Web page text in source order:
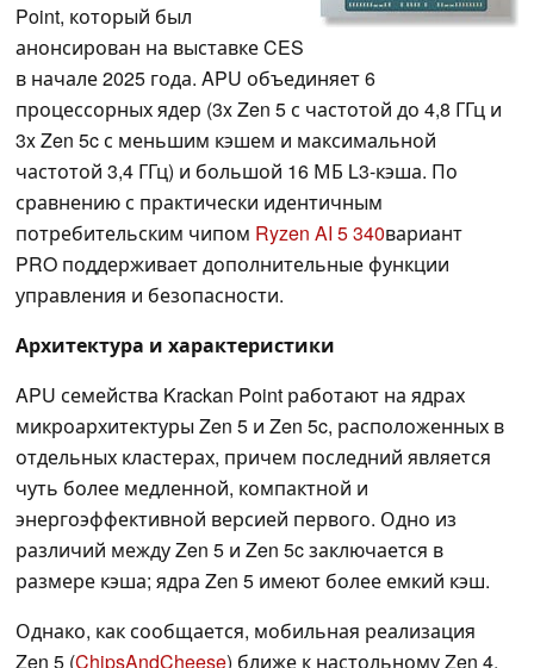
Point, который был
анонсирован на выставке CES
в начале 2025 года. APU объединяет 6
процессорных ядер (3x Zen 5 с частотой до 4,8 ГГц и
3x Zen 5c с меньшим кэшем и максимальной
частотой 3,4 ГГц) и большой 16 МБ L3-кэша. По
сравнению с практически идентичным
потребительским чипом Ryzen AI 5 340вариант
PRO поддерживает дополнительные функции
управления и безопасности.
Архитектура и характеристики
APU семейства Krackan Point работают на ядрах
микроархитектуры Zen 5 и Zen 5c, расположенных в
отдельных кластерах, причем последний является
чуть более медленной, компактной и
энергоэффективной версией первого. Одно из
различий между Zen 5 и Zen 5c заключается в
размере кэша; ядра Zen 5 имеют более емкий кэш.
Однако, как сообщается, мобильная реализация
Zen 5 (ChipsAndCheese) ближе к настольному Zen 4,